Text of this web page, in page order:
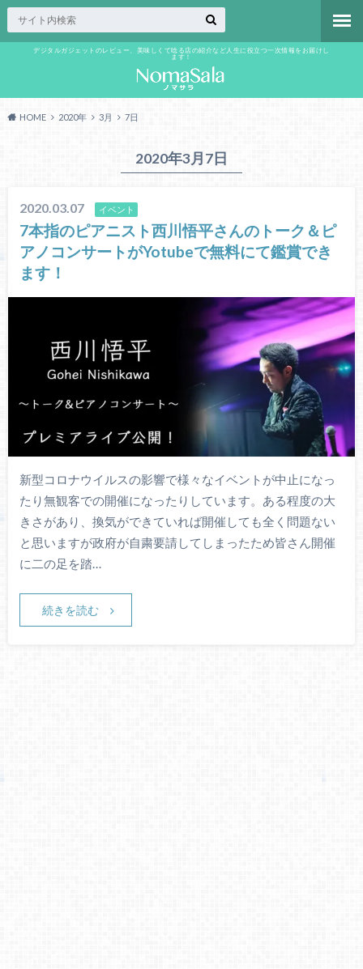
デジタルガジェットのレビュー、美味しくて唸る店の紹介など人生に役立つ一次情報をお届けし
ます！
HOME 2020年 3月 7日
2020年3月7日
2020.03.07 イベント
7本指のピアニスト西川悟平さんのトーク＆ピ
アノコンサートがYotubeで無料にて鑑賞でき
ます！
新型コロナウイルスの影響で様々なイベントが中止になっ
たり無観客での開催になったりしています。ある程度の大
きさがあり、換気ができていれば開催しても全く問題ない
と思いますが政府が自粛要請してしまったため皆さん開催
に二の足を踏…
続きを読む